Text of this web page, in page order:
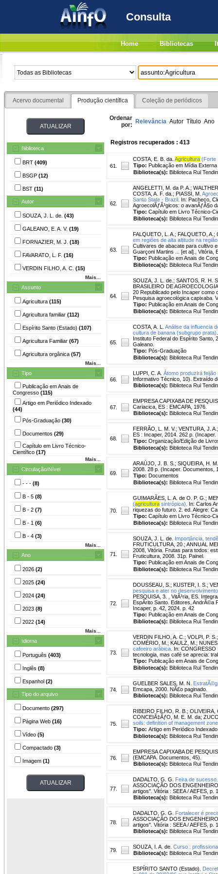
Consulta
Home Bibliotecas
Acervo documental Produção científica Coleção de periódicos
Biblioteca
BRT (409)
BSGP (12)
BST (11)
Autor
SOUZA, J. L. de. (43)
GALEANO, E. A. V. (19)
FORNAZIER, M. J. (18)
FAVARATO, L. F. (16)
VERDIN FILHO, A. C. (15)
Mais...
Assunto
Agricultura (115)
Agricultura familiar (112)
Espírito Santo (Estado) (107)
Agricultura Familiar (67)
Agricultura orgânica (57)
Mais...
Tipo
Publicação em Anais de
Congresso (115)
Artigo em Periódico Indexado
(44)
Pós-Graduação (30)
Documentos (29)
Capítulo em Livro Técnico-
Científico (17)
Mais...
Circulação/Nível
- - - (8)
B - 5 (8)
B - 2 (7)
B - 1 (6)
B - 4 (3)
Mais...
Ano
2026 (2)
2025 (24)
2024 (24)
2023 (8)
2022 (14)
Mais...
Idioma
Português (403)
Inglês (8)
Espanhol (2)
Tipo do arquivo
Documento (297)
Página Web (16)
Vídeo (5)
Compactado (3)
Imagem (1)
Ordenar
por: Relevância Autor Título Ano
Registros recuperados : 413
61.
COSTA, E. B. da. Agricultura (Forte
Tipo: Publicação em Mídia Externa
Biblioteca(s): Biblioteca Rui
62.
ANGELETTI, M. da P. A. ;
COSTA, A. F. da. ; PIASSI, M.
Santo State - Brazil. In: Pacheco,
AgroecolÃƒÂ³gicos: o avanÃƒÂ§o
Tipo: Capítulo em Livro Técnico-
Biblioteca(s): Biblioteca Rui
63.
FALQUETO, L. A. ; FALQUETO, A. ;
em regiões de alta altitude na
Cultivares de abacate para cultivo
Guarçoni Martins ... [et al]., Vitória,
Tipo: Publicação em Anais de
Biblioteca(s): Biblioteca Rui
64.
SOUZA, J. L. de. ; SANTOS, R. H.
BRASILEIRO DE
20 Republicado pelo Incaper como
Pesquisa agroecológica capixaba.
Tipo: Publicação em Anais de
Biblioteca(s): Biblioteca Rui
65.
COSTA, A. L.
Análise da influencia
cultura de banana (subgrupo prata).
Instituto Federal do Espírito Santo,
Galeano.
Tipo: Pós-Graduação
Biblioteca(s): Biblioteca Rui
66.
LUPPI, C. A. Átomo produzirá
Informativo Técnico, 10). Extraído
Biblioteca(s): Biblioteca Rui
67.
EMPRESA CAPIXABA DE
Cariacica, ES : EMCAPA, 1976.
Biblioteca(s): Biblioteca Rui
68.
FERRÃO, L. M. V.; VENTURA, J. A.
ES : Incaper, 2014. 262 p.
Tipo: Organização/Edição de
Biblioteca(s): Biblioteca Rui
69.
ARAÚJO, J. B. S. ; SIQUEIRA, H.
2008. 28 p. (Incaper. Documentos,
Tipo: Documentos
Biblioteca(s): Biblioteca Rui
70.
GUIMARÃES, L. A. de O. P. G. ;
(agricultura sintrópica).
In: Carlos
riquezas do futuro. 2. ed. Alegre:
Tipo: Capítulo em Livro Técnico-
Biblioteca(s): Biblioteca Rui
71.
SOUZA, J. L. de. Importância,
FRUTICULTURA, 20.; ANNUAL
2008, Vitória. Frutas para todos:
Fruticultura, 2008. 31p. Painel.
Tipo: Publicação em Anais de
Biblioteca(s): Biblioteca Rui
72.
DOUSSEAU, S. ; KUSTER, I. S. ;
pesquisa e ater no
PESQUISA, 3. , VitÃ³ria, ES.
EspÃ­rito Santo. Editores, AndrÃ©a
Incaper, p. 42, 2024. p. 42
Tipo: Publicação em Anais de
Biblioteca(s): Biblioteca Rui
73.
VERDIN FILHO, A. C. ; VOLPI, P. S.
COMÉRIO, M. ; KAULZ, M. ;
cafeeiro arábica. In: CONGRESSO
tecnologia, mas café se aprecia:
Tipo: Publicação em Anais de
Biblioteca(s): Biblioteca Rui
74.
GUELBER SALES, M. N.
Emcapa, 2000. NÃ£o paginado.
Biblioteca(s): Biblioteca Rui
75.
RIBEIRO FILHO, R. B. ; OLIVEIRA,
CONCEIÃ‡ÃƒO, M. E. M. da;
soils: definition of management
Tipo: Artigo em Periódico Indexado
Biblioteca(s): Biblioteca Rui
76.
EMPRESA CAPIXABA DE
(EMCAPA. Documentos, 45).
Biblioteca(s): Biblioteca Rui
77.
DADALTO, G. G.
Feira de sucesso.
ASSOCIAÇÃO DOS
artigos". Vitória : SEEA / AEFES, p.
Biblioteca(s): Biblioteca Rui
78.
DADALTO, G. G.
Fortalecer é
ASSOCIAÇÃO DOS
artigos". Vitória : SEEA / AEFES, p.
Biblioteca(s): Biblioteca Rui
79.
SOUZA, I. A. de. Curso :
Biblioteca(s): Biblioteca Rui
ESPÍRITO SANTO (Estado).